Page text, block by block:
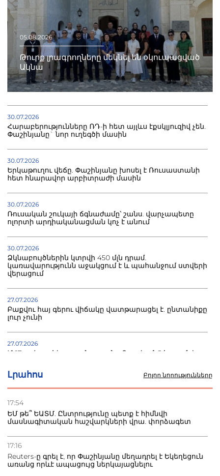
Լրահոս Բոլոր նորությունները
17:54
ԵՄ թե՞ ԵԱՏՄ. Ընտրությունը պետք է հիմնվի
մասնագիտական հաշվարկների վրա. փորձագետ
17:16
Reuters-ը գրել է, որ Փաշինյանը մեղադրել է Եկեղեցուն
առանց որևէ ապացույց ներկայացնելու
05.08.2026
Թուրք լրագրողները մեկնել են օկուպացված
Ակնա
30.07.2026
Հարաբերությունները ՌԴ-ի հետ այլևս էքսկլյուզիվ չեն.
Փաշինյանը` նոր ուղեգծի մասին
30.07.2026
Երկաթուղու վեճը. Փաշինյանը խոսել է Ռուսաստանի
հետ հնարավոր արբիտրաժի մասին
30.07.2026
Ռուսական շուկայի ճգնաժամը՝ շանս. վարչապետը
ոլորտի արդիականացման կոչ է անում
30.07.2026
Ձկնաբույծներին կտրվի 450 մլն դրամ.
կառավարությունն աջակցում է և պահանջում ստվերի
վերացում
27.07.2026
Բաքվու հայ գերու վիճակը վատթարացել է. ընտանիքը
լուր չունի
27.07.2026
Մ-17 աշխարհի առաջնությունը Բաքվում. 5 հայ ըմբիշ
22.07.2026
տուժածներ կան
բնակվել Ռուսաստանում